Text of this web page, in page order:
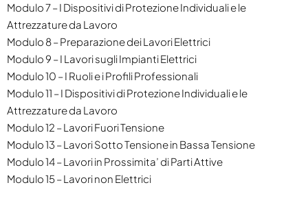
Modulo 7 – I Dispositivi di Protezione Individuali e le
Attrezzature da Lavoro
Modulo 8 – Preparazione dei Lavori Elettrici
Modulo 9 – I Lavori sugli Impianti Elettrici
Modulo 10 – I Ruoli e i Profili Professionali
Modulo 11 – I Dispositivi di Protezione Individuali e le
Attrezzature da Lavoro
Modulo 12 – Lavori Fuori Tensione
Modulo 13 – Lavori Sotto Tensione in Bassa Tensione
Modulo 14 – Lavori in Prossimita’ di Parti Attive
Modulo 15 – Lavori non Elettrici